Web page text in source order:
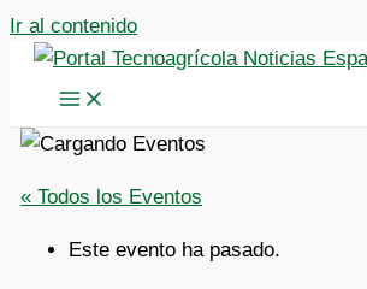
Ir al contenido
« Todos los Eventos
Este evento ha pasado.